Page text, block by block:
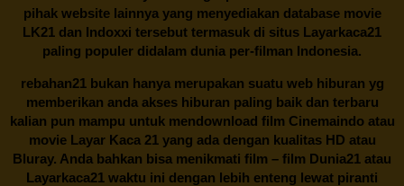
pihak website lainnya yang menyediakan database movie
LK21 dan Indoxxi tersebut termasuk di situs Layarkaca21
paling populer didalam dunia per-filman Indonesia.
rebahan21bukan hanya merupakan suatu web hiburan yg
memberikan anda akses hiburan paling baik dan terbaru
kalian pun mampu untuk mendownload film Cinemaindo atau
movie Layar Kaca 21 yang ada dengan kualitas HD atau
Bluray. Anda bahkan bisa menikmati film – film Dunia21 atau
Layarkaca21 waktu ini dengan lebih enteng lewat piranti